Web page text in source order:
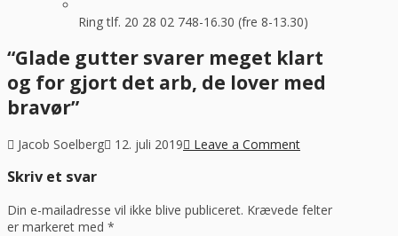
Ring tlf. 20 28 02 748-16.30 (fre 8-13.30)
“Glade gutter svarer meget klart
og for gjort det arb, de lover med
bravør”
Jacob Soelberg 12. juli 2019 Leave a Comment
Skriv et svar
Din e-mailadresse vil ikke blive publiceret. Krævede felter
er markeret med *